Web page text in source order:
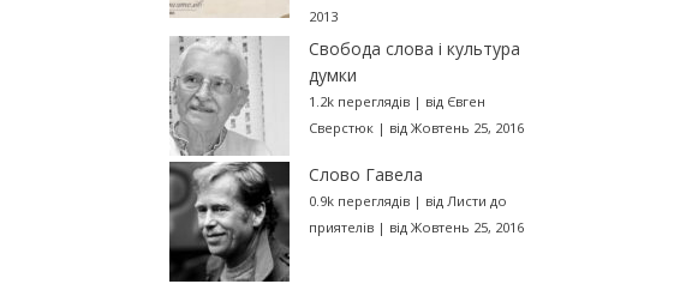
2013
Свобода слова і культура
думки
1.2k переглядів| від Євген
Сверстюк| від Жовтень 25, 2016
Слово Гавела
0.9k переглядів| від Листи до
приятелів| від Жовтень 25, 2016